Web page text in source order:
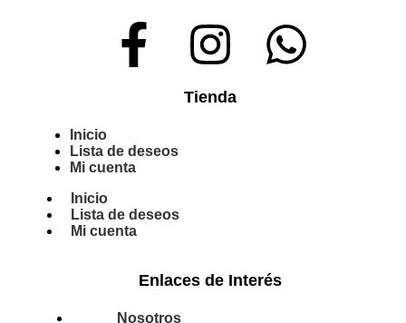
Tienda
Inicio
Lista de deseos
Mi cuenta
Inicio
Lista de deseos
Mi cuenta
Enlaces de Interés
Nosotros